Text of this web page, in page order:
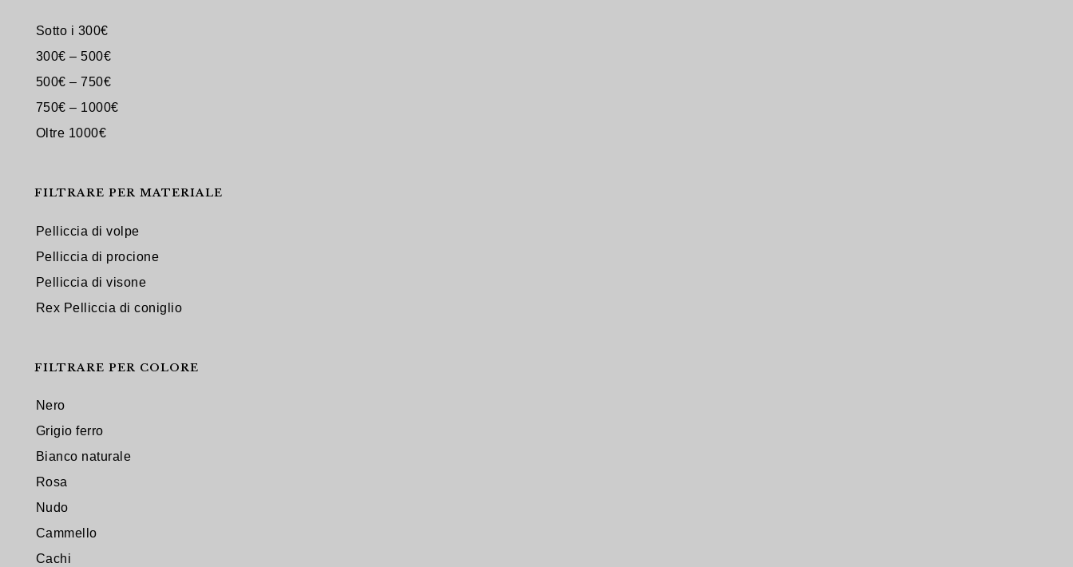
Sotto i 300€
300€ – 500€
500€ – 750€
750€ – 1000€
Oltre 1000€
FILTRARE PER MATERIALE
Pelliccia di volpe
Pelliccia di procione
Pelliccia di visone
Rex Pelliccia di coniglio
FILTRARE PER COLORE
Nero
Grigio ferro
Bianco naturale
Rosa
Nudo
Cammello
Cachi